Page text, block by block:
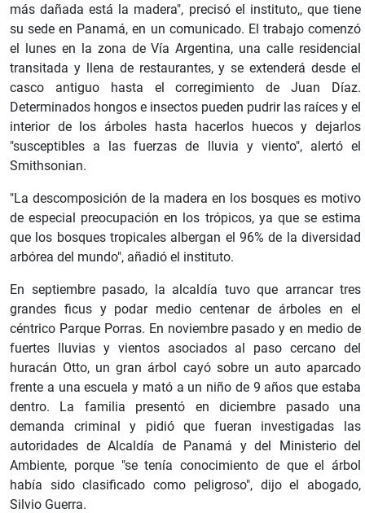
más dañada está la madera", precisó el instituto,, que tiene
su sede en Panamá, en un comunicado. El trabajo comenzó
el lunes en la zona de Vía Argentina, una calle residencial
transitada y llena de restaurantes, y se extenderá desde el
casco antiguo hasta el corregimiento de Juan Díaz.
Determinados hongos e insectos pueden pudrir las raíces y el
interior de los árboles hasta hacerlos huecos y dejarlos
"susceptibles a las fuerzas de lluvia y viento", alertó el
Smithsonian.
"La descomposición de la madera en los bosques es motivo
de especial preocupación en los trópicos, ya que se estima
que los bosques tropicales albergan el 96% de la diversidad
arbórea del mundo", añadió el instituto.
En septiembre pasado, la alcaldía tuvo que arrancar tres
grandes ficus y podar medio centenar de árboles en el
céntrico Parque Porras. En noviembre pasado y en medio de
fuertes lluvias y vientos asociados al paso cercano del
huracán Otto, un gran árbol cayó sobre un auto aparcado
frente a una escuela y mató a un niño de 9 años que estaba
dentro. La familia presentó en diciembre pasado una
demanda criminal y pidió que fueran investigadas las
autoridades de Alcaldía de Panamá y del Ministerio del
Ambiente, porque "se tenía conocimiento de que el árbol
había sido clasificado como peligroso", dijo el abogado,
Silvio Guerra.